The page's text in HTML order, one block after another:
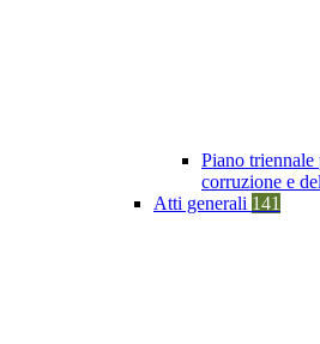
Piano triennale
corruzione e
Atti generali 141